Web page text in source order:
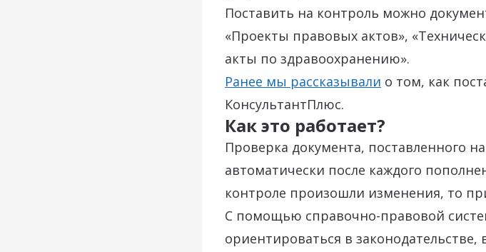
Поставить на контроль можно
«Проекты правовых актов»,
акты по здравоохранению».
Ранее мы рассказывали о том, как
КонсультантПлюс.
Как это работает?
Проверка документа, поставленного
автоматически после каждого
контроле произошли изменения, то
С помощью справочно-правовой
ориентироваться в